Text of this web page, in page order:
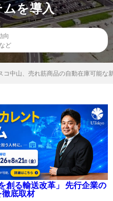
を導入
向
ど
コ中山、売れ筋商品の自動在庫可能な
創る輸送改革」 先行企業の
底取材